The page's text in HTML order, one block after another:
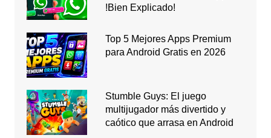
!Bien Explicado!
Top 5 Mejores Apps Premium
para Android Gratis en 2026
Stumble Guys: El juego
multijugador más divertido y
caótico que arrasa en Android